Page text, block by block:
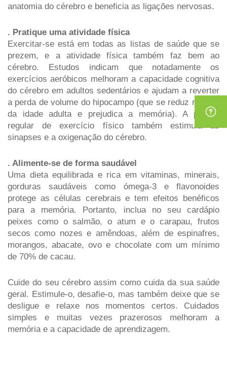
anatomia do cérebro e beneficia as ligações nervosas.
. Pratique uma atividade física
Exercitar-se está em todas as listas de saúde que se
prezem, e a atividade física também faz bem ao
cérebro. Estudos indicam que notadamente os
exercícios aeróbicos melhoram a capacidade cognitiva
do cérebro em adultos sedentários e ajudam a reverter
a perda de volume do hipocampo (que se reduz no final
da idade adulta e prejudica a memória). A prática
regular de exercício físico também estimula as
sinapses e a oxigenação do cérebro.
. Alimente-se de forma saudável
Uma dieta equilibrada e rica em vitaminas, minerais,
gorduras saudáveis como ómega-3 e flavonoides
protege as células cerebrais e tem efeitos benéficos
para a memória. Portanto, inclua no seu cardápio
peixes como o salmão, o atum e o carapau, frutos
secos como nozes e amêndoas, além de espinafres,
morangos, abacate, ovo e chocolate com um mínimo
de 70% de cacau.
Cuide do seu cérebro assim como cuida da sua saúde
geral. Estimule-o, desafie-o, mas também deixe que se
desligue e relaxe nos momentos certos. Cuidados
simples e muitas vezes prazerosos melhoram a
memória e a capacidade de aprendizagem.